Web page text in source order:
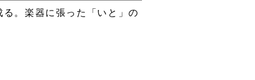
。楽器に張った「いと」の